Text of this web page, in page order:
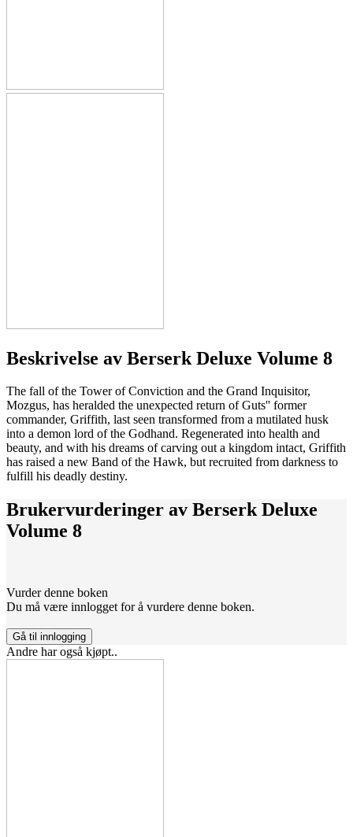
Beskrivelse av Berserk Deluxe Volume 8
The fall of the Tower of Conviction and the Grand Inquisitor,
Mozgus, has heralded the unexpected return of Guts'' former
commander, Griffith, last seen transformed from a mutilated husk
into a demon lord of the Godhand. Regenerated into health and
beauty, and with his dreams of carving out a kingdom intact, Griffith
has raised a new Band of the Hawk, but recruited from darkness to
fulfill his deadly destiny.
Brukervurderinger av Berserk Deluxe
Volume 8
Vurder denne boken
Du må være innlogget for å vurdere denne boken.
Gå til innlogging
Andre har også kjøpt..